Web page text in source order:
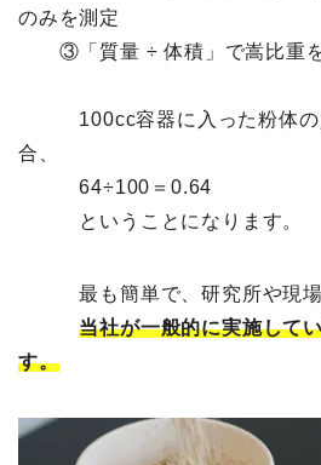
のみを測定
③「質量 ÷ 体積」で嵩比重
100cc容器に入った粉体の
合、
64÷100＝0.64
ということになります。
最も簡単で、研究所や現場
当社が一般的に実施して
す。